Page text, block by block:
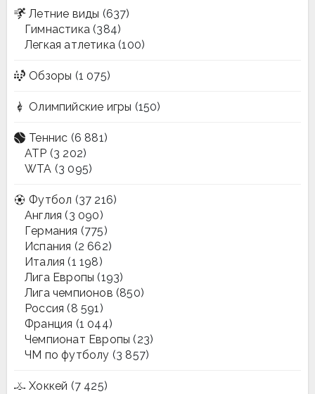
Летние виды (637)
Гимнастика (384)
Легкая атлетика (100)
Обзоры (1 075)
Олимпийские игры (150)
Теннис (6 881)
ATP (3 202)
WTA (3 095)
Футбол (37 216)
Англия (3 090)
Германия (775)
Испания (2 662)
Италия (1 198)
Лига Европы (193)
Лига чемпионов (850)
Россия (8 591)
Франция (1 044)
Чемпионат Европы (23)
ЧМ по футболу (3 857)
Хоккей (7 425)